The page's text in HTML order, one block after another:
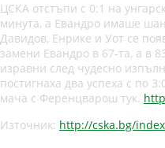
ЦСКА отстъпи с 0:1 на
минута, а Евандро имаше
Давидов, Енрике и Уот се
замени Евандро в 67-та, а в
изравни след чудесно
постигнаха два успеха с по
мача с Ференцварош тук.
Източник: http://cska.bg/